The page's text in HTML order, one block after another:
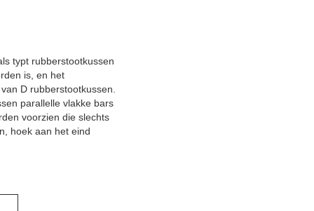
typt rubberstootkussen
is, en het
D rubberstootkussen.
parallelle vlakke bars
voorzien die slechts
hoek aan het eind